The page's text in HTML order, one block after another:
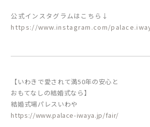
公式インスタグラムはこちら↓
https://www.instagram.com/
【いわきで愛されて満50年の安心と
おもてなしの結婚式なら】
結婚式場パレスいわや
https://www.palace-iwaya.jp/fair/